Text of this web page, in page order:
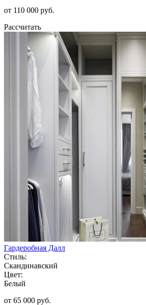
от 110 000 руб.
Рассчитать
Гардеробная Далл
Стиль:
Скандинавский
Цвет:
Белый
от 65 000 руб.